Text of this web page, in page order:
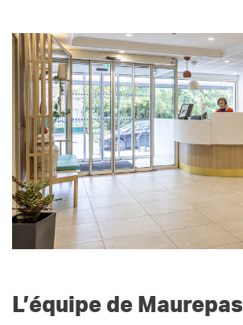
L’équipe de Maurepas